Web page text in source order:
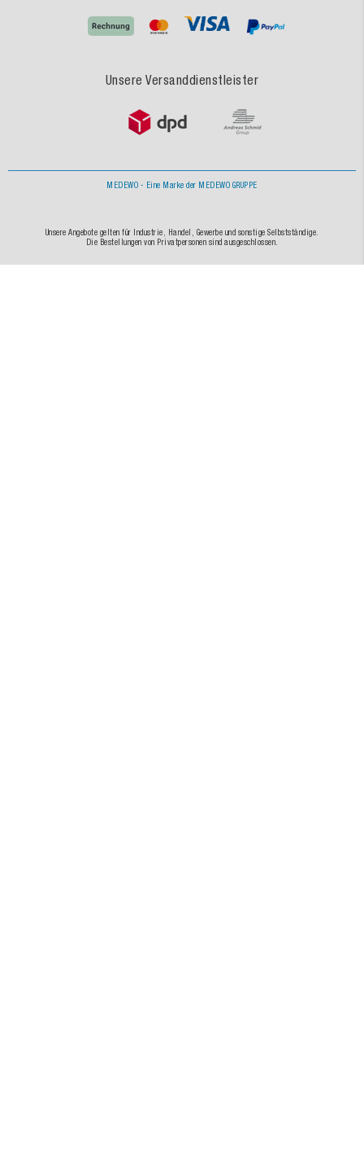
Unsere Versanddienstleister
MEDEWO - Eine Marke der MEDEWO GRUPPE
Unsere Angebote gelten für Industrie, Handel, Gewerbe und sonstige Selbstständige.
Die Bestellungen von Privatpersonen sind ausgeschlossen.